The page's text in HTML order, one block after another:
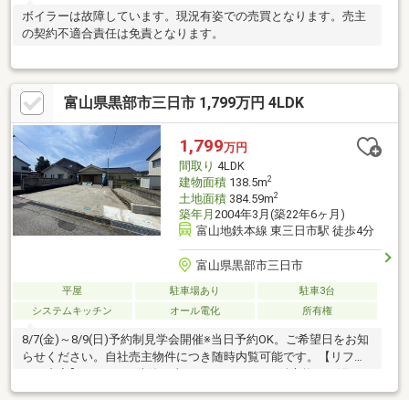
ボイラーは故障しています。現況有姿での売買となります。売主
の契約不適合責任は免責となります。
富山県黒部市三日市 1,799万円 4LDK
1,799万円
間取り 4LDK
建物面積138.5m2
土地面積384.59m2
築年月 2004年3月(築22年6ヶ月)
富山地鉄本線 東三日市駅 徒歩4分
富山県黒部市三日市
平屋 駐車場あり
駐車3台
システムキッチン
オール電化 所有権
8/7(金)～8/9(日)予約制見学会開催※当日予約OK。ご希望日をお知
らせください。自社売主物件につき随時内覧可能です。【リフォ
点検、設備点検●庭木伐採●システムキッチン交換、ユニットバス